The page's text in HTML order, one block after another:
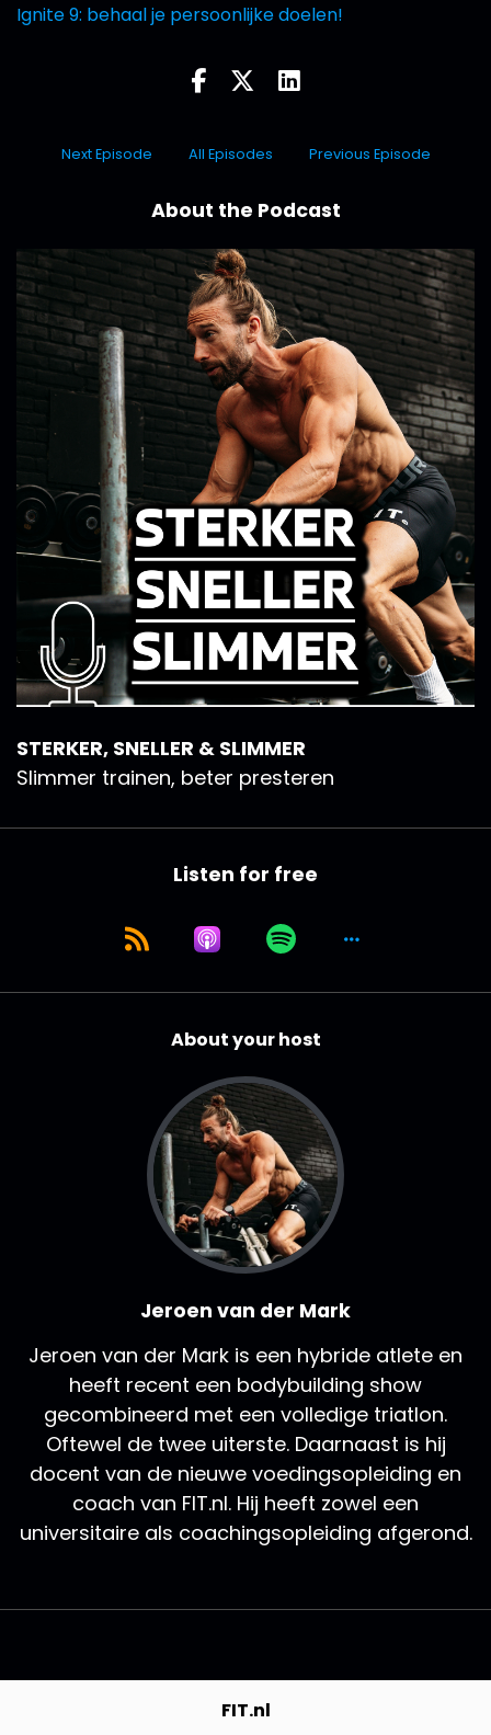
Ignite 9: behaal je persoonlijke doelen!
Next Episode All Episodes Previous Episode
About the Podcast
STERKER, SNELLER & SLIMMER
Slimmer trainen, beter presteren
Listen for free
About your host
Jeroen van der Mark
Jeroen van der Mark is een hybride atlete en
heeft recent een bodybuilding show
gecombineerd met een volledige triatlon.
Oftewel de twee uiterste. Daarnaast is hij
docent van de nieuwe voedingsopleiding en
coach van FIT.nl. Hij heeft zowel een
universitaire als coachingsopleiding afgerond.
FIT.nl